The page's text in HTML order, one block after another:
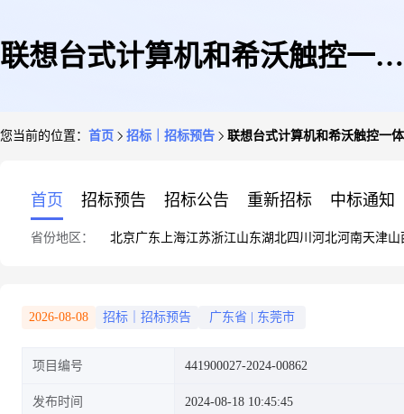
联想台式计算机和希沃触控一体
您当前的位置： 首页 招标｜招标预告 联想台式计算机和希沃触控一
首页 招标预告 招标公告 重新招标 中标通知
省份地区： 北京广东 上海江苏浙江山东湖北四川 河北河南天津山
2026-08-08 招标｜招标预告 广东省 东莞市
项目编号 441900027-2024-00862
发布时间 2024-08-18 10:45:45